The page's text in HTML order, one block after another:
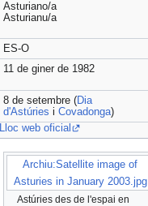
Asturiano/a
Asturianu/a
ES-O
11 de giner de 1982
8 de setembre (Dia
d'Astúries i Covadonga)
Lloc web oficial
Archiu:Satellite image of
Asturies in January 2003.jpg
Astúries des de l'espai en